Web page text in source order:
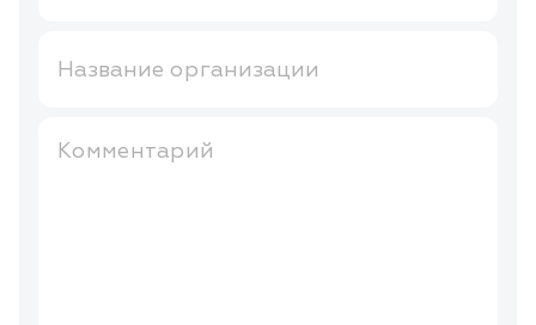
Название организации
Комментарий